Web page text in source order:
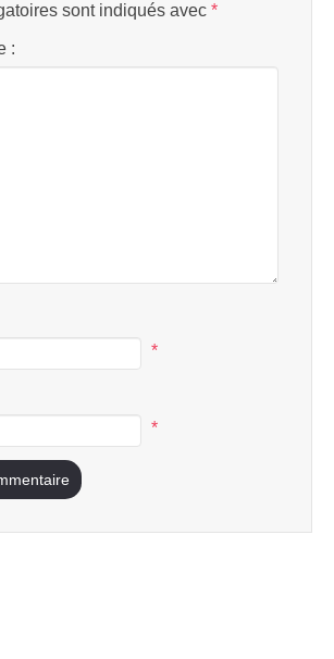
sont indiqués avec *
:
*
*